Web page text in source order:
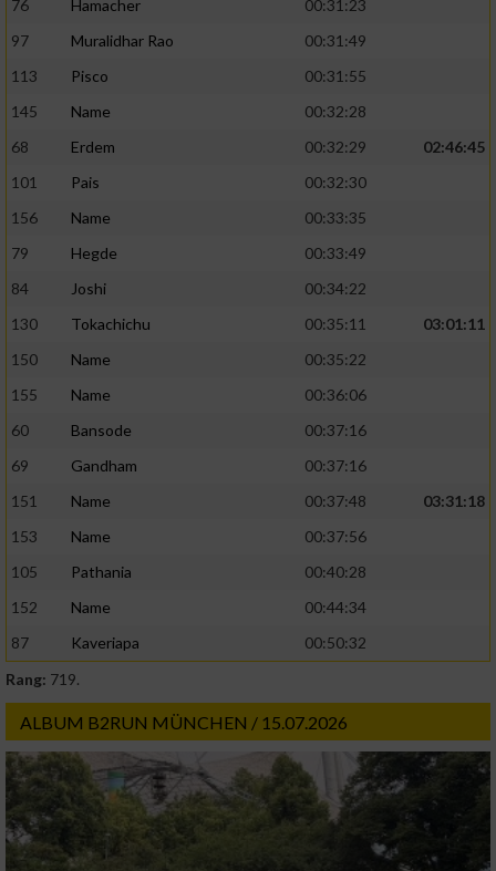
76 Hamacher
00:31:23
97
Muralidhar Rao
00:31:49
113
Pisco
00:31:55
145
Name
00:32:28
68
Erdem 00:32:29
02:46:45
101
Pais
00:32:30
156
Name
00:33:35
79
Hegde
00:33:49
84
Joshi
00:34:22
130
Tokachichu 00:35:11
03:01:11
150
Name
00:35:22
155
Name
00:36:06
60
Bansode
00:37:16
69
Gandham
00:37:16
151
Name 00:37:48
03:31:18
153
Name
00:37:56
105
Pathania
00:40:28
152
Name
00:44:34
87
Kaveriapa
00:50:32
Rang: 719.
ALBUM B2RUN MÜNCHEN / 15.07.2026